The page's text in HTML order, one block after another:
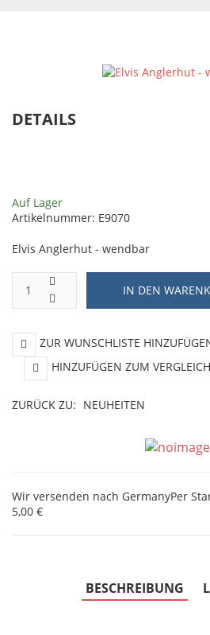
schwarz/weiss
DETAILS
Auf Lager
Artikelnummer: E9070
Elvis Anglerhut - wendbar
ZUR WUNSCHLISTE
HINZUFÜGEN ZUM
ZURÜCK ZU: NEUHEITEN
Wir versenden nach GermanyPer
5,00 €
BESCHREIBUNG